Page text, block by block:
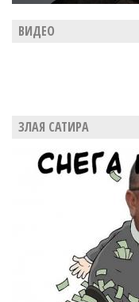
ВИДЕО
ЗЛАЯ САТИРА